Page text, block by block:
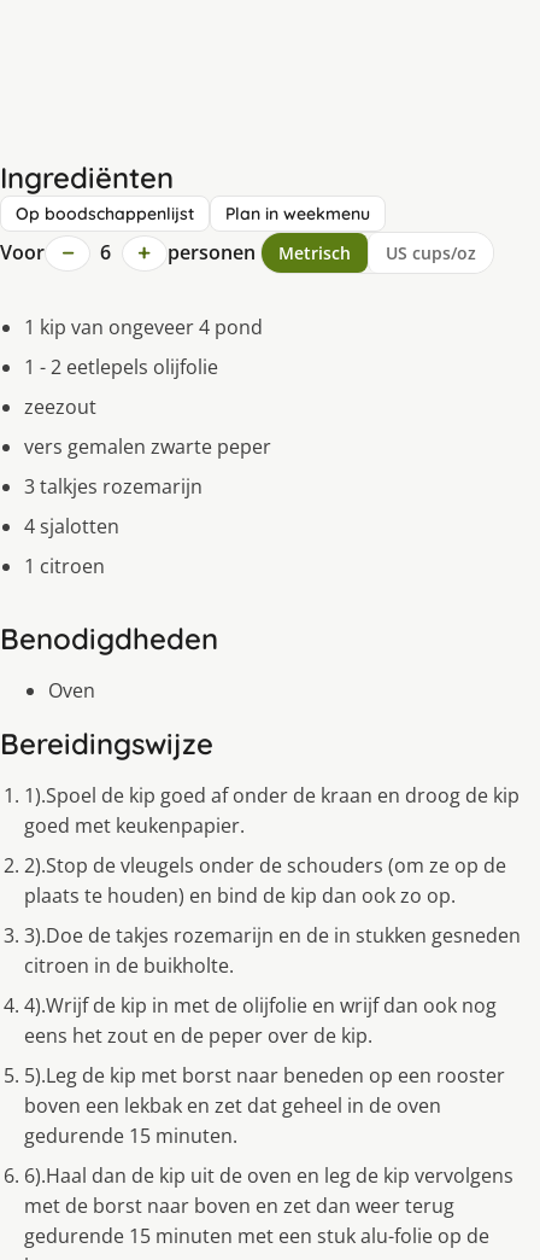
Ingrediënten
Op boodschappenlijst Plan in weekmenu
Voor − 6 + personen Metrisch US cups/oz
1 kip van ongeveer 4 pond
1 - 2 eetlepels olijfolie
zeezout
vers gemalen zwarte peper
3 talkjes rozemarijn
4 sjalotten
1 citroen
Benodigdheden
Oven
Bereidingswijze
1).Spoel de kip goed af onder de kraan en droog de kip
goed met keukenpapier.
2).Stop de vleugels onder de schouders (om ze op de
plaats te houden) en bind de kip dan ook zo op.
3).Doe de takjes rozemarijn en de in stukken gesneden
citroen in de buikholte.
4).Wrijf de kip in met de olijfolie en wrijf dan ook nog
eens het zout en de peper over de kip.
5).Leg de kip met borst naar beneden op een rooster
boven een lekbak en zet dat geheel in de oven
gedurende 15 minuten.
6).Haal dan de kip uit de oven en leg de kip vervolgens
met de borst naar boven en zet dan weer terug
gedurende 15 minuten met een stuk alu-folie op de